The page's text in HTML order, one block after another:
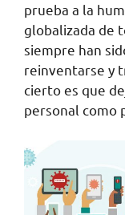
prueba a la
globalizada de
siempre han
reinventarse y
cierto es que
personal como